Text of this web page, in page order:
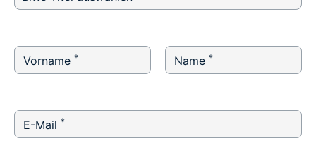
Vorname * Name *
E-Mail *